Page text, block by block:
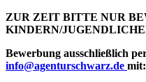
ZUR ZEIT BITTE NUR
KINDERN/
Bewerbung ausschließlich
info@agenturschwarz.de mit: